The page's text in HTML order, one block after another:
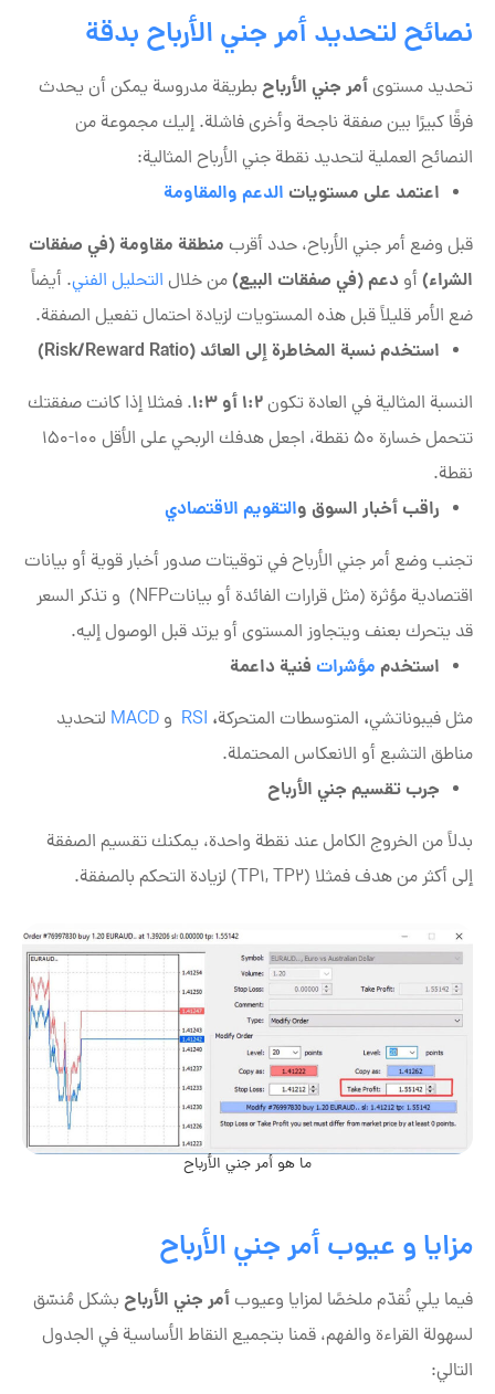
نصائح لتحديد أمر جني الأرباح بدقة
تحديد مستوىأمر جني الأرباح بطريقة مدروسة يمكن أن يحدث
فرقًا كبيرًا بين صفقة ناجحة وأخرى فاشلة. إليك مجموعة من
النصائح العملية لتحديد نقطة جني الأرباح المثالية:
اعتمد على مستويات الدعم والمقاومة
قبل وضع أمر جني الأرباح، حدد أقرب منطقة مقاومة (في صفقات
الشراء) أو دعم (في صفقات البيع)من خلال التحليل الفني. أيضاً
ضع الأمر قليلاً قبل هذه المستويات لزيادة احتمال تفعيل الصفقة.
استخدم نسبة المخاطرة إلى العائد (Risk/Reward Ratio)
النسبة المثالية في العادة تكون1:2 أو 1:3
. فمثلا إذا كانت صفقتك
تتحمل خسارة 50 نقطة، اجعل هدفك الربحي على الأقل 100-150
نقطة.
راقب أخبار السوق والتقويم الاقتصادي
تجنب وضع أمر جني الأرباح في توقيتات صدور أخبار قوية أو بيانات
اقتصادية مؤثرة (مثل قرارات الفائدة أو بياناتNFP) و تذكر السعر
قد يتحرك بعنف ويتجاوز المستوى أو يرتد قبل الوصول إليه.
استخدم مؤشرات فنية داعمة
مثل فيبوناتشي، المتوسطات المتحركة، RSI و MACD لتحديد
مناطق التشبع أو الانعكاس المحتملة.
جرب تقسيم جني الأرباح
بدلاً من الخروج الكامل عند نقطة واحدة، يمكنك تقسيم الصفقة
إلى أكثر من هدف فمثلا (TP1, TP2) لزيادة التحكم بالصفقة.
ما هو أمر جني الأرباح
مزايا و عيوب أمر جني الأرباح
فيما يلي نُقدّم ملخصًا لمزايا وعيوبأمر جني الأرباح بشكل مُنسّق
لسهولة القراءة والفهم، قمنا بتجميع النقاط الأساسية في الجدول
التالي: